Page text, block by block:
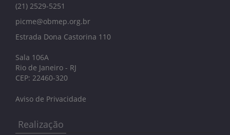
(21) 2529-5251
picme@obmep.org.br
Estrada Dona Castorina 110
Sala 106A
Rio de Janeiro - RJ
CEP: 22460-320
Aviso de Privacidade
Realização